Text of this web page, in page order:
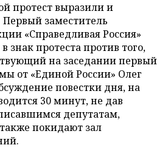
протест выразили и
Первый заместитель
«Справедливая Россия»
знак протеста против того,
на заседании первый
от «Единой России» Олег
повестки дня, на
30 минут, не дав
депутатам,
покидают зал